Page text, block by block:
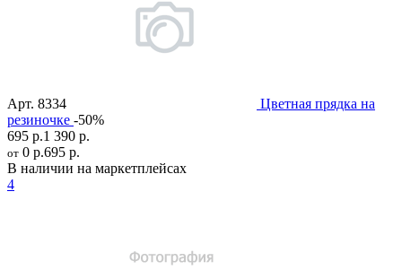
Арт. 8334
Цветная прядка на
резиночке -50%
695 р.1 390 р.
от 0 р.695 р.
В наличии на маркетплейсах
4